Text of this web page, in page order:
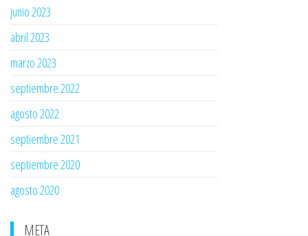
junio 2023
abril 2023
marzo 2023
septiembre 2022
agosto 2022
septiembre 2021
septiembre 2020
agosto 2020
META